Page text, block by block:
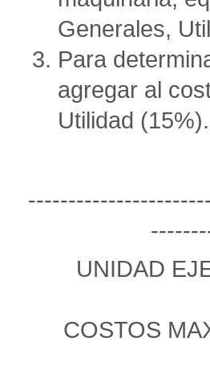
Generales,
Para
agregar al
Utilidad (15%).
UNIDAD
COSTOS